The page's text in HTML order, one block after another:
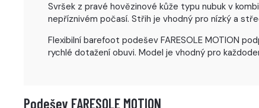
Svršek z pravé hovězinové kůže typu nubuk v
nepříznivém počasí. Střih je vhodný pro nízký a
Flexibilní barefoot podešev FARESOLE MOTION
rychlé dotažení obuvi. Model je vhodný pro
Podešev FARESOLE MOTION